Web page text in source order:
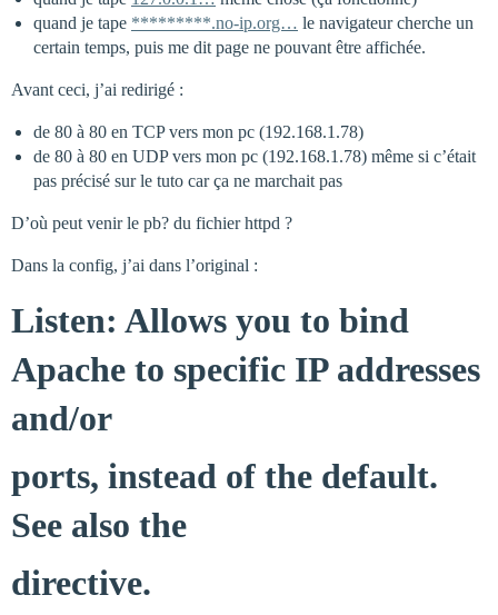
quand je tape *********.no-ip.org… le navigateur cherche un
certain temps, puis me dit page ne pouvant être affichée.
Avant ceci, j’ai redirigé :
de 80 à 80 en TCP vers mon pc (192.168.1.78)
de 80 à 80 en UDP vers mon pc (192.168.1.78) même si c’était
pas précisé sur le tuto car ça ne marchait pas
D’où peut venir le pb? du fichier httpd ?
Dans la config, j’ai dans l’original :
Listen: Allows you to bind
Apache to specific IP addresses
and/or
ports, instead of the default.
See also the
directive.